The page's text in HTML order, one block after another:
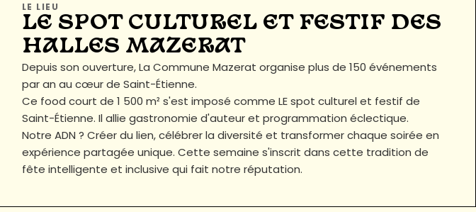
LE LIEU
LE SPOT CULTUREL ET FESTIF DES
HALLES MAZERAT
Depuis son ouverture, La Commune Mazerat organise plus de 150 événements
par an au cœur de Saint-Étienne.
Ce food court de 1 500 m² s'est imposé comme LE spot culturel et festif de
Saint-Étienne. Il allie gastronomie d'auteur et programmation éclectique.
Notre ADN ? Créer du lien, célébrer la diversité et transformer chaque soirée en
expérience partagée unique. Cette semaine s'inscrit dans cette tradition de
fête intelligente et inclusive qui fait notre réputation.